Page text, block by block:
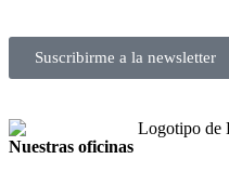
Suscribirme a la newsletter
Nuestras oficinas